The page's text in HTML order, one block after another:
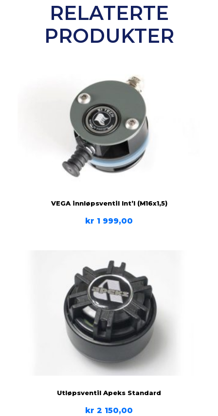
RELATERTE
PRODUKTER
VEGA innløpsventil Int’l (M16x1,5)
kr 1 999,00
Utløpsventil Apeks Standard
kr 2 150,00